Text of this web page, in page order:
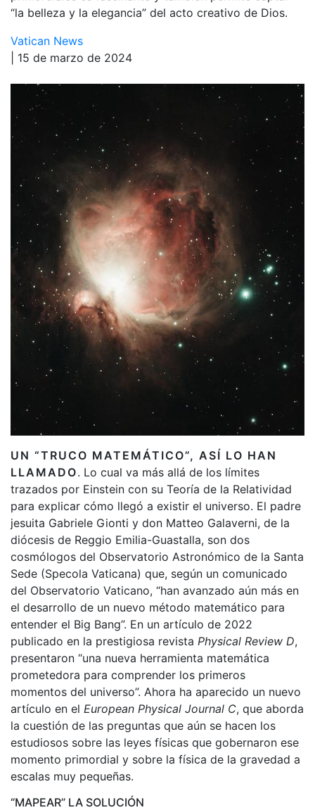
“la belleza y la elegancia” del acto creativo de Dios.
Vatican News
| 15 de marzo de 2024
UN “TRUCO MATEMÁTICO”, ASÍ LO HAN
LLAMADO. Lo cual va más allá de los límites
trazados por Einstein con su Teoría de la Relatividad
para explicar cómo llegó a existir el universo. El padre
jesuita Gabriele Gionti y don Matteo Galaverni, de la
diócesis de Reggio Emilia-Guastalla, son dos
cosmólogos del Observatorio Astronómico de la Santa
Sede (Specola Vaticana) que, según un comunicado
del Observatorio Vaticano, “han avanzado aún más en
el desarrollo de un nuevo método matemático para
entender el Big Bang”. En un artículo de 2022
publicado en la prestigiosa revista Physical Review D,
presentaron “una nueva herramienta matemática
prometedora para comprender los primeros
momentos del universo”. Ahora ha aparecido un nuevo
artículo en el European Physical Journal C, que aborda
la cuestión de las preguntas que aún se hacen los
estudiosos sobre las leyes físicas que gobernaron ese
momento primordial y sobre la física de la gravedad a
escalas muy pequeñas.
“MAPEAR” LA SOLUCIÓN